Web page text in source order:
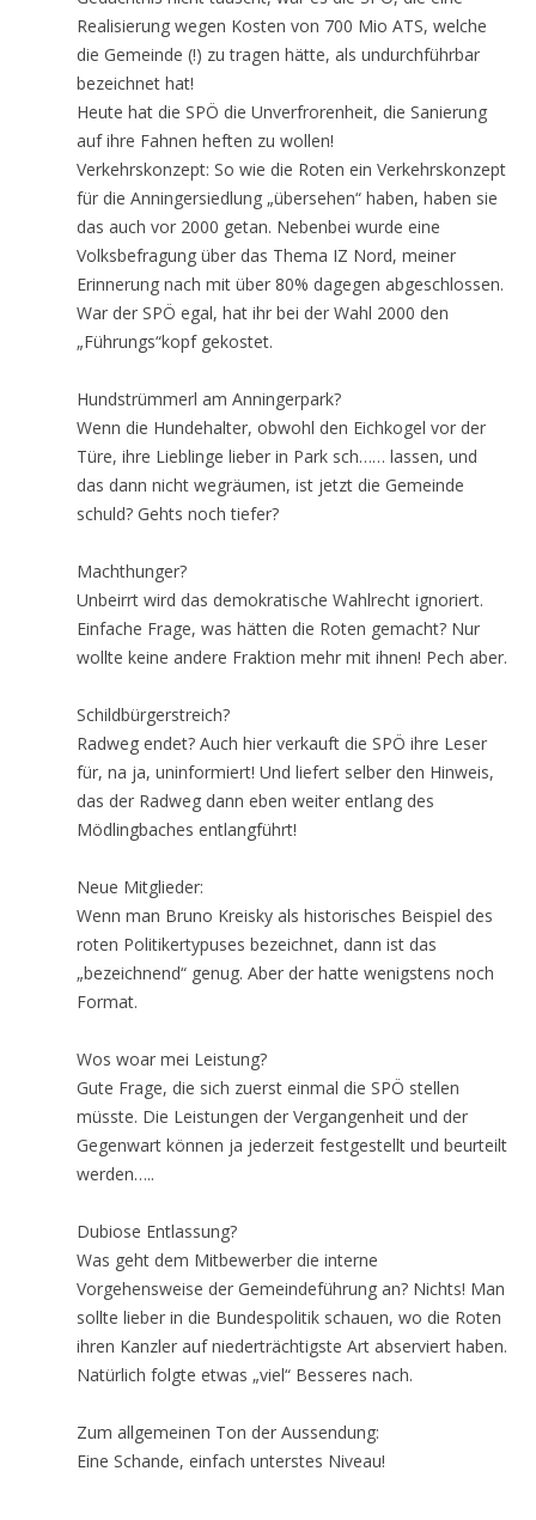
Realisierung wegen Kosten von 700 Mio ATS, welche
die Gemeinde (!) zu tragen hätte, als undurchführbar
bezeichnet hat!
Heute hat die SPÖ die Unverfrorenheit, die Sanierung
auf ihre Fahnen heften zu wollen!
Verkehrskonzept: So wie die Roten ein Verkehrskonzept
für die Anningersiedlung „übersehen“ haben, haben sie
das auch vor 2000 getan. Nebenbei wurde eine
Volksbefragung über das Thema IZ Nord, meiner
Erinnerung nach mit über 80% dagegen abgeschlossen.
War der SPÖ egal, hat ihr bei der Wahl 2000 den
„Führungs“kopf gekostet.
Hundstrümmerl am Anningerpark?
Wenn die Hundehalter, obwohl den Eichkogel vor der
Türe, ihre Lieblinge lieber in Park sch…… lassen, und
das dann nicht wegräumen, ist jetzt die Gemeinde
schuld? Gehts noch tiefer?
Machthunger?
Unbeirrt wird das demokratische Wahlrecht ignoriert.
Einfache Frage, was hätten die Roten gemacht? Nur
wollte keine andere Fraktion mehr mit ihnen! Pech aber.
Schildbürgerstreich?
Radweg endet? Auch hier verkauft die SPÖ ihre Leser
für, na ja, uninformiert! Und liefert selber den Hinweis,
das der Radweg dann eben weiter entlang des
Mödlingbaches entlangführt!
Neue Mitglieder:
Wenn man Bruno Kreisky als historisches Beispiel des
roten Politikertypuses bezeichnet, dann ist das
„bezeichnend“ genug. Aber der hatte wenigstens noch
Format.
Wos woar mei Leistung?
Gute Frage, die sich zuerst einmal die SPÖ stellen
müsste. Die Leistungen der Vergangenheit und der
Gegenwart können ja jederzeit festgestellt und beurteilt
werden…..
Dubiose Entlassung?
Was geht dem Mitbewerber die interne
Vorgehensweise der Gemeindeführung an? Nichts! Man
sollte lieber in die Bundespolitik schauen, wo die Roten
ihren Kanzler auf niederträchtigste Art abserviert haben.
Natürlich folgte etwas „viel“ Besseres nach.
Zum allgemeinen Ton der Aussendung:
Eine Schande, einfach unterstes Niveau!